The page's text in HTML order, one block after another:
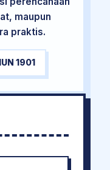
maupun
praktis.
1901